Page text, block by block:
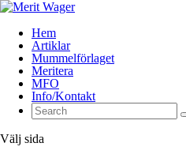
Hem
Artiklar
Mummelförlaget
Meritera
MFO
Info/Kontakt
Välj sida